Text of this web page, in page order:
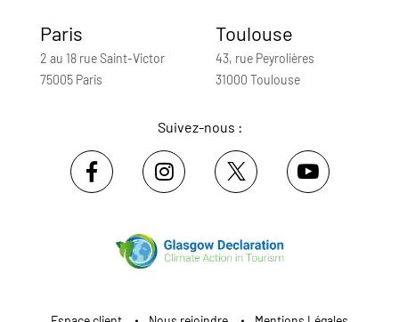
Paris
2 au 18 rue Saint-Victor
75005 Paris
Toulouse
43, rue Peyrolières
31000 Toulouse
Suivez-nous :